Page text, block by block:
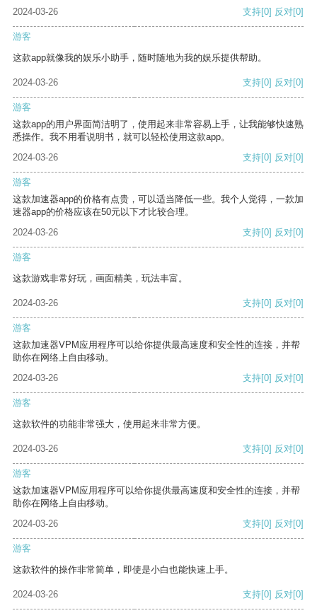
2024-03-26 支持[0] 反对[0]
游客
这款app就像我的娱乐小助手，随时随地为我的娱乐提供帮助。
2024-03-26 支持[0] 反对[0]
游客
这款app的用户界面简洁明了，使用起来非常容易上手，让我能够快速熟
悉操作。我不用看说明书，就可以轻松使用这款app。
2024-03-26
支持[0] 反对[0]
游客
这款加速器app的价格有点贵，可以适当降低一些。我个人觉得，一款加
速器app的价格应该在50元以下才比较合理。
2024-03-26
支持[0] 反对[0]
游客
这款游戏非常好玩，画面精美，玩法丰富。
2024-03-26 支持[0] 反对[0]
游客
这款加速器VPM应用程序可以给你提供最高速度和安全性的连接，并帮
助你在网络上自由移动。
2024-03-26
支持[0] 反对[0]
游客
这款软件的功能非常强大，使用起来非常方便。
2024-03-26 支持[0] 反对[0]
游客
这款加速器VPM应用程序可以给你提供最高速度和安全性的连接，并帮
助你在网络上自由移动。
2024-03-26
支持[0] 反对[0]
游客
这款软件的操作非常简单，即使是小白也能快速上手。
2024-03-26 支持[0] 反对[0]